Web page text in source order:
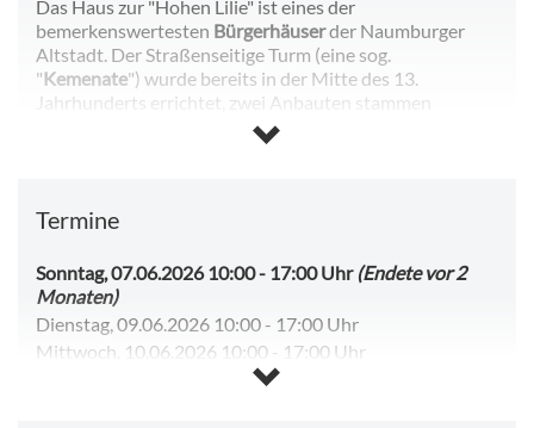
Das Haus zur "Hohen Lilie" ist eines der
bemerkenswertesten Bürgerhäuserder Naumburger
Altstadt. Der Straßenseitige Turm (eine sog.
"Kemenate") wurde bereits in der Mitte des 13.
Jahrhunderts errichtet, zwei Anbauten stammen
wahrscheinlich aus dem 15. Jahrhundert, ein vierter
Erweiterungsbau stammt aus der Barockzeit. Damit ist
Museum zeigt die Spuren der 750 Jahre dauernden
Exemplarisch das Werden und Bestehen einer
bürgerlichen Kommune als sinnliches und intellektuelles
Erlebnis erfahrbar machen.
DIGITALE SCHNITZELJAHD FÜR FAMILIEN UND
Termine
Sonntag, 07.06.2026 10:00- 17:00 Uhr(Endete vor 2
Monaten)
Dienstag, 09.06.2026 10:00 - 17:00 Uhr
Mittwoch, 10.06.2026 10:00 - 17:00 Uhr
Donnerstag, 11.06.2026 10:00